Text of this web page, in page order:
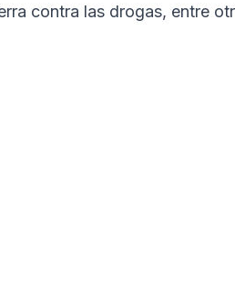
contra las drogas, entre